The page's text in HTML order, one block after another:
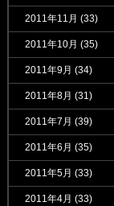
2011年11月 (33)
2011年10月 (35)
2011年9月 (34)
2011年8月 (31)
2011年7月 (39)
2011年6月 (35)
2011年5月 (33)
2011年4月 (33)